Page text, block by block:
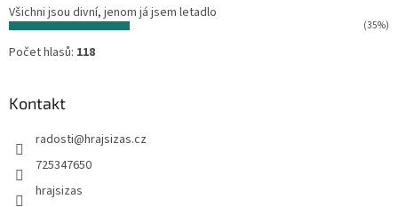
Všichni jsou divní, jenom já jsem letadlo
(35%)
Počet hlasů: 118
Kontakt
radosti@hrajsizas.cz
725347650
hrajsizas